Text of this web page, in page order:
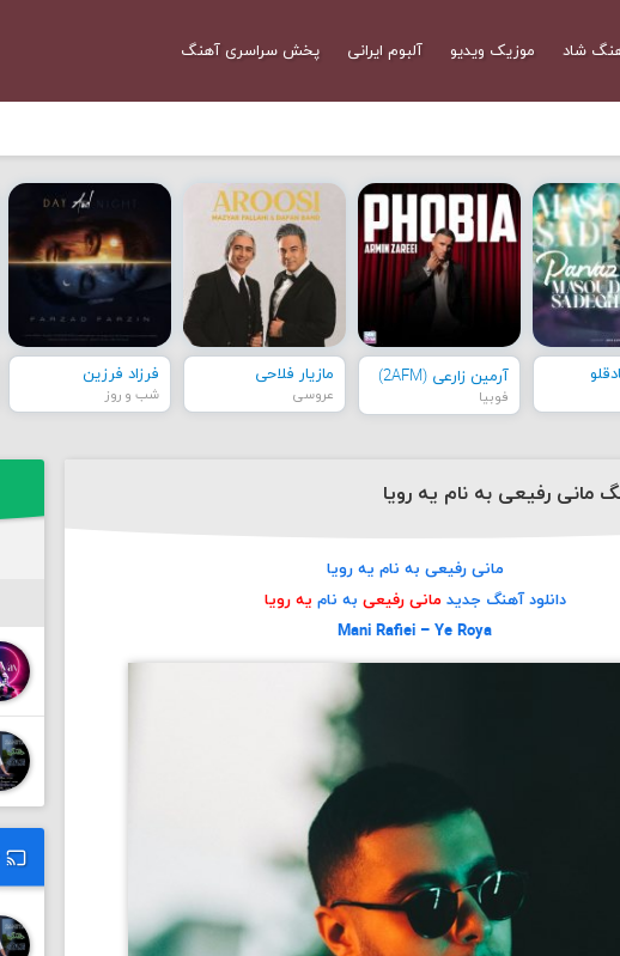
شاد موزیک ویدیو آلبوم ایرانی پخش سراسری آهنگ
آرمین زارعی (2AFM)
فوبیا
مازیار فلاحی
عروسی
فرزاد فرزین
شب و روز
مانی رفیعی به نام یه رویا
مانی رفیعی به نام یه رویا
دانلود آهنگ جدید مانی رفیعی به نام یه رویا
Mani Rafiei – Ye Roya